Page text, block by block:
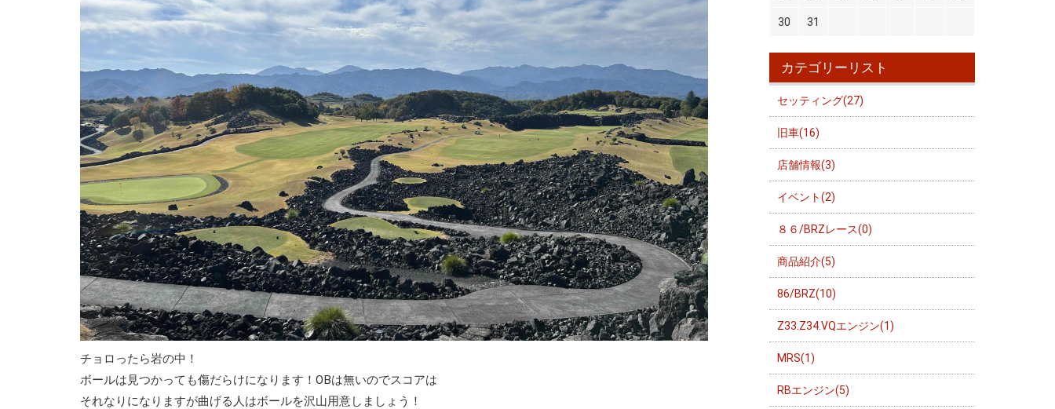
チョロったら岩の中！
ボールは見つかっても傷だらけになります！OBは無いのでスコアは
それなりになりますが曲げる人はボールを沢山用意しましょう！
30 31
カテゴリーリスト
セッティング(27)
旧車(16)
店舗情報(3)
イベント(2)
８６/BRZレース(0)
商品紹介(5)
86/BRZ(10)
Z33.Z34.VQエンジン(1)
MRS(1)
RBエンジン(5)